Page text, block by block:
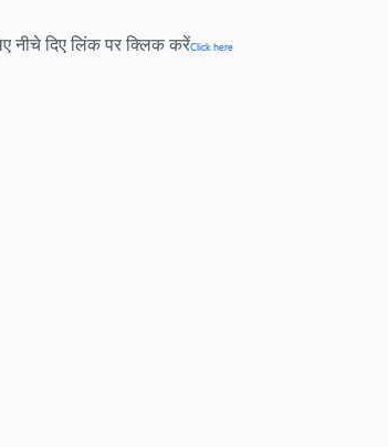
नीचे दिए लिंक पर क्लिक करेंClick here